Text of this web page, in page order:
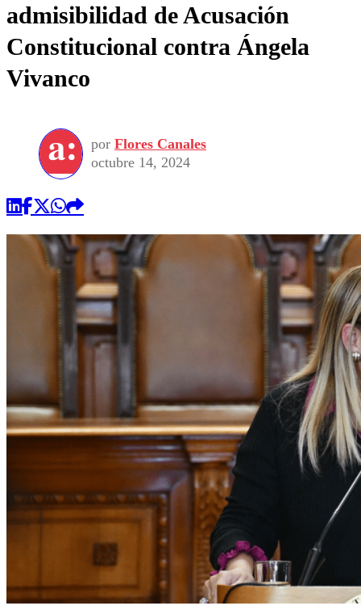
admisibilidad de Acusación
Constitucional contra Ángela
Vivanco
por Flores Canales
octubre 14, 2024